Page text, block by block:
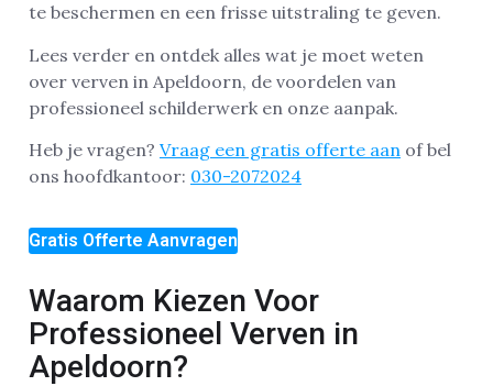
te beschermen en een frisse uitstraling te geven.
Lees verder en ontdek alles wat je moet weten
over verven in Apeldoorn, de voordelen van
professioneel schilderwerk en onze aanpak.
Heb je vragen? Vraag een gratis offerte aan of bel
ons hoofdkantoor: 030-2072024
Gratis Offerte Aanvragen
Waarom Kiezen Voor
Professioneel Verven in
Apeldoorn?